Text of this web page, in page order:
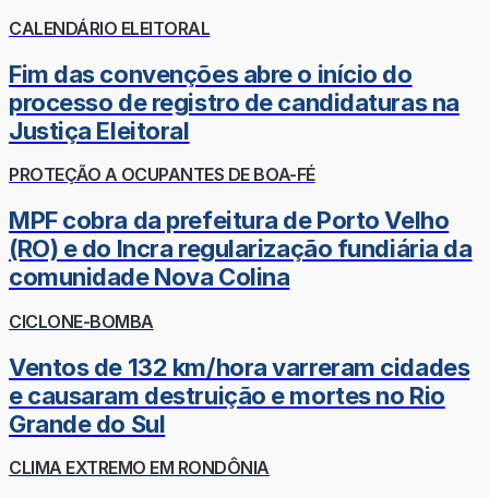
CALENDÁRIO ELEITORAL
Fim das convenções abre o início do
processo de registro de candidaturas na
Justiça Eleitoral
PROTEÇÃO A OCUPANTES DE BOA-FÉ
MPF cobra da prefeitura de Porto Velho
(RO) e do Incra regularização fundiária da
comunidade Nova Colina
CICLONE-BOMBA
Ventos de 132 km/hora varreram cidades
e causaram destruição e mortes no Rio
Grande do Sul
CLIMA EXTREMO EM RONDÔNIA